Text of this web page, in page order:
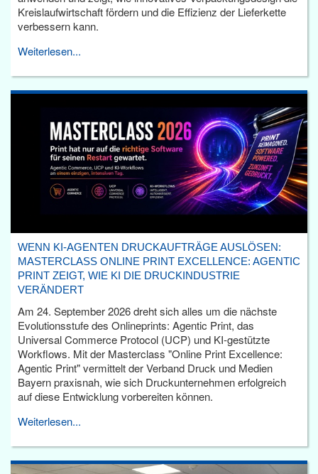
Kreislaufwirtschaft fördern und die Effizienz der Lieferkette
verbessern kann.
Weiterlesen...
WENN KI-AGENTEN DRUCKAUFTRÄGE AUSLÖSEN:
MASTERCLASS ONLINE PRINT EXCELLENCE: AGENTIC
PRINT ZEIGT, WIE KI DIE DRUCKINDUSTRIE
VERÄNDERT
Am 24. September 2026 dreht sich alles um die nächste
Evolutionsstufe des Onlineprints: Agentic Print, das
Universal Commerce Protocol (UCP) und KI-gestützte
Workflows. Mit der Masterclass "Online Print Excellence:
Agentic Print" vermittelt der Verband Druck und Medien
Bayern praxisnah, wie sich Druckunternehmen erfolgreich
auf diese Entwicklung vorbereiten können.
Weiterlesen...